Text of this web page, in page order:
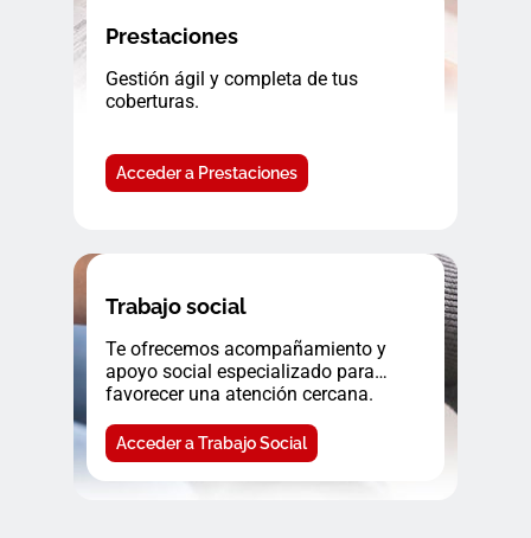
Prestaciones
Gestión ágil y completa de tus
coberturas.
Acceder a Prestaciones
Trabajo social
Te ofrecemos acompañamiento y
apoyo social especializado para
favorecer una atención cercana.
Acceder a Trabajo Social